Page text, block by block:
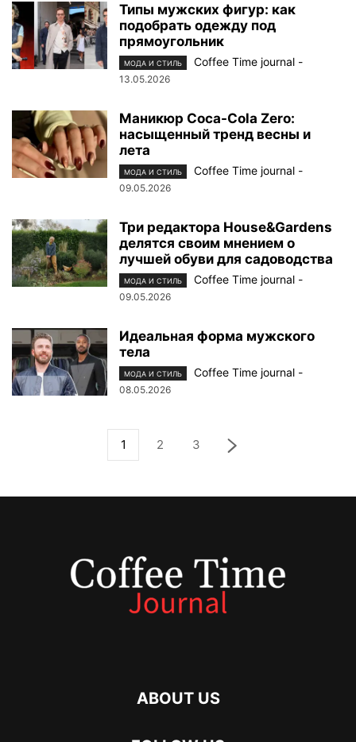
Типы мужских фигур: как
подобрать одежду под
прямоугольник
МОДА И СТИЛЬ Coffee Time journal -
13.05.2026
Маникюр Coca-Cola Zero:
насыщенный тренд весны и
лета
МОДА И СТИЛЬ Coffee Time journal -
09.05.2026
Три редактора House&Gardens
делятся своим мнением о
лучшей обуви для садоводства
МОДА И СТИЛЬ Coffee Time journal -
09.05.2026
Идеальная форма мужского
тела
МОДА И СТИЛЬ Coffee Time journal -
08.05.2026
1 2 3
ABOUT US